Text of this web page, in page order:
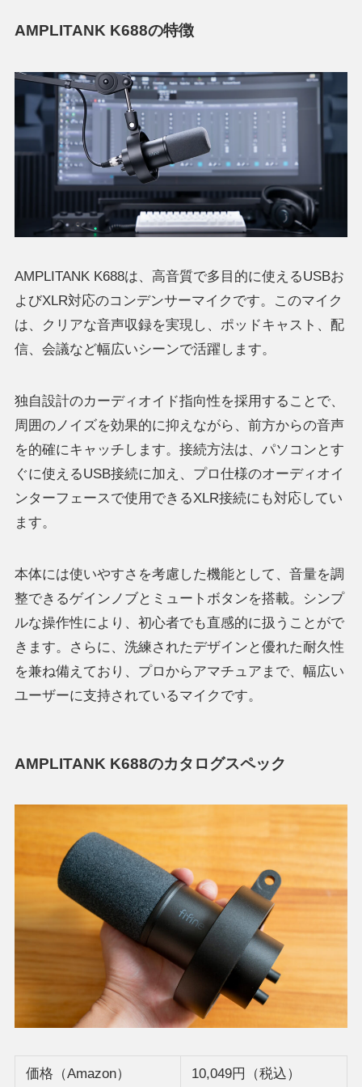
AMPLITANK K688の特徴
AMPLITANK K688は、高音質で多目的に使えるUSBお
よびXLR対応のコンデンサーマイクです。このマイク
は、クリアな音声収録を実現し、ポッドキャスト、配
信、会議など幅広いシーンで活躍します。
独自設計のカーディオイド指向性を採用することで、
周囲のノイズを効果的に抑えながら、前方からの音声
を的確にキャッチします。接続方法は、パソコンとす
ぐに使えるUSB接続に加え、プロ仕様のオーディオイ
ンターフェースで使用できるXLR接続にも対応してい
ます。
本体には使いやすさを考慮した機能として、音量を調
整できるゲインノブとミュートボタンを搭載。シンプ
ルな操作性により、初心者でも直感的に扱うことがで
きます。さらに、洗練されたデザインと優れた耐久性
を兼ね備えており、プロからアマチュアまで、幅広い
ユーザーに支持されているマイクです。
AMPLITANK K688のカタログスペック
価格（Amazon） 10,049円（税込）